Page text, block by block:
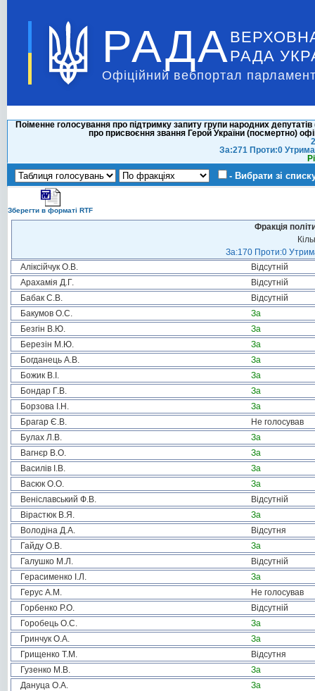
РАДА РАДА
Офіційний вебпортал
Поіменне голосування про підтримку запиту групи народних
про присвоєння звання Герой України (посмертно)
За:271 Проти:0
- Вибрати зі
Зберегти в форматі RTF
Фракція
За:170 Проти:0
Аліксійчук О.В.
Відсутній
Арахамія Д.Г.
Відсутній
Бабак С.В.
Відсутній
Бакумов О.С.
За
Безгін В.Ю.
За
Березін М.Ю.
За
Богданець А.В.
За
Божик В.І.
За
Бондар Г.В.
За
Борзова І.Н.
За
Брагар Є.В.
Не голосував
Булах Л.В.
За
Вагнєр В.О.
За
Василів І.В.
За
Васюк О.О.
За
Веніславський Ф.В.
Відсутній
Вірастюк В.Я.
За
Володіна Д.А.
Відсутня
Гайду О.В.
За
Галушко М.Л.
Відсутній
Герасименко І.Л.
За
Герус А.М.
Не голосував
Горбенко Р.О.
Відсутній
Горобець О.С.
За
Гринчук О.А.
За
Грищенко Т.М.
Відсутня
Гузенко М.В.
За
Дануца О.А.
За